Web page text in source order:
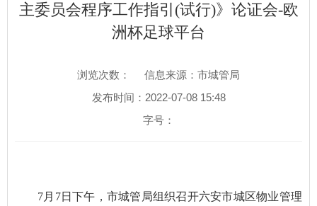
主委员会程序工作指引(试行)》论证会-欧
洲杯足球平台
浏览次数：
信息来源：市城管局
发布时间：2022-07-08 15:48
字号：
7月7日下午，市城管局组织召开六安市城区物业管理